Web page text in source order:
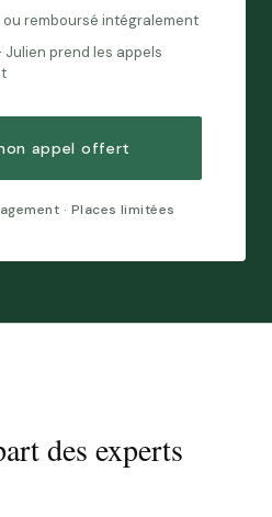
remboursé intégralement
prend les appels
appel offert
· Places limitées
des experts